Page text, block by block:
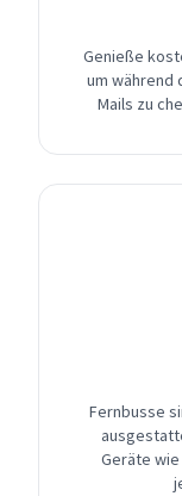
Genieße
um während
Mails zu
Fernbusse
Geräte